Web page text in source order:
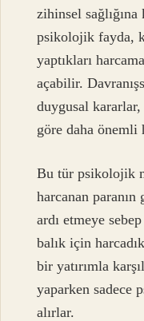
zihinsel
psikolojik fayda,
yaptıkları
açabilir.
duygusal
göre daha önemli
Bu tür psikolojik
harcanan
ardı etmeye
balık için
bir yatırımla
yaparken sadece
alırlar.